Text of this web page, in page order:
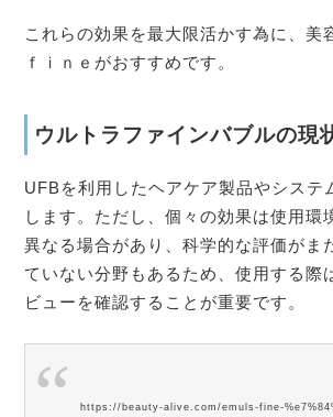
これらの効果を最大限活かす為に、美
ｆｉｎｅがおすすめです。
ウルトラファインバブルの現
UFBを利用したヘアケア製品やシステ
します。ただし、個々の効果は使用環
異なる場合があり、科学的な評価がま
ていない分野もあるため、使用する際
ビューを確認することが重要です。
https://beauty-alive.com/emuls-fine-